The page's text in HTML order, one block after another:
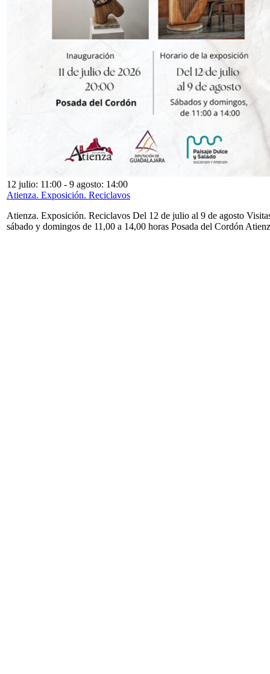
12 julio: 11:00 - 9 agosto: 14:00
Atienza. Exposición. Reciclavos
Atienza. Exposición. Reciclavos Del 12 de julio al 9 de agosto
sábado y domingos de 11,00 a 14,00 horas Posada del Cordón